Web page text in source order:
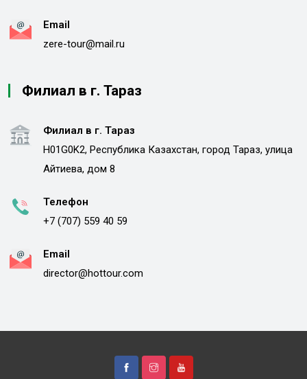
Email
zere-tour@mail.ru
Филиал в г. Тараз
Филиал в г. Тараз
H01G0K2, Республика Казахстан, город Тараз, улица
Айтиева, дом 8
Телефон
+7 (707) 559 40 59
Email
director@hottour.com